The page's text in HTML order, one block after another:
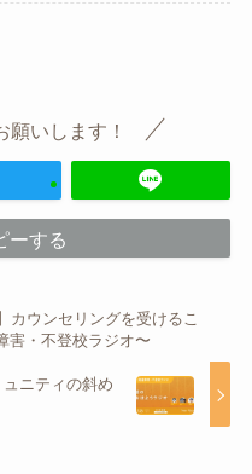
願いします！
ーする
カウンセリングを受けるこ
害・不登校ラジオ〜
ュニティの斜め